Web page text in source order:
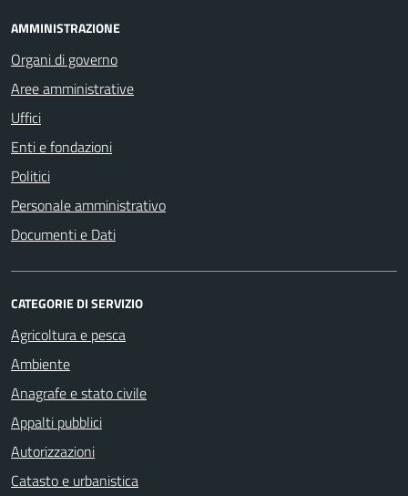
AMMINISTRAZIONE
Organi di governo
Aree amministrative
Uffici
Enti e fondazioni
Politici
Personale amministrativo
Documenti e Dati
CATEGORIE DI SERVIZIO
Agricoltura e pesca
Ambiente
Anagrafe e stato civile
Appalti pubblici
Autorizzazioni
Catasto e urbanistica